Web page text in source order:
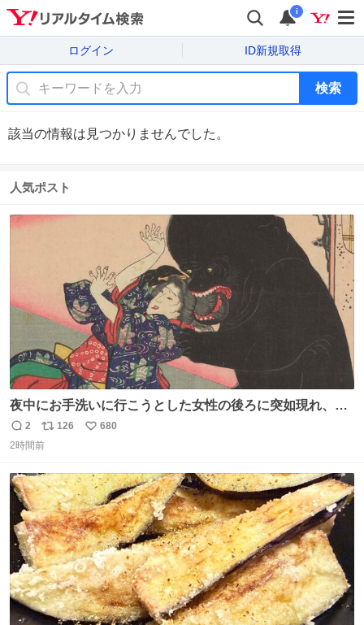
i
ログイン ID新規取得
検索
該当の情報は見つかりませんでした。
人気ポスト
夜中にお手洗いに行こうとした女性の後ろに突如現れ、髪
の毛にガブリと嚙みついたのは、「髪切」という真っ黒な
モンスター。顔をアップでみるとちょっと怖い、正体不明
「アニマル＆モンスター」展にて8/23まで展示していま
す。
返
信
2
リ
ポ
ト
数
126
い
数
680
2時間前